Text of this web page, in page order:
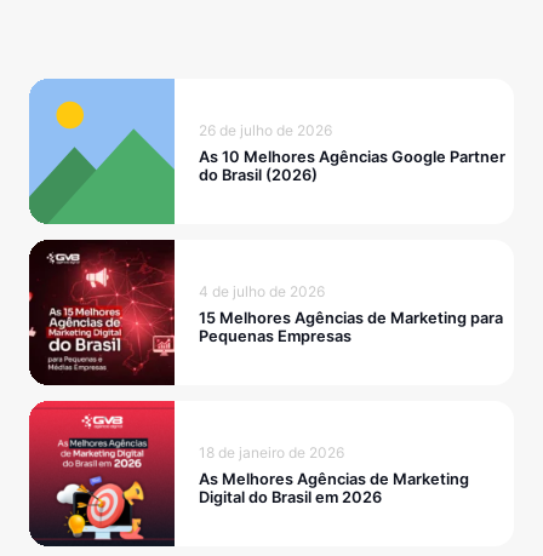
26 de julho de 2026
As 10 Melhores Agências Google Partner
do Brasil (2026)
4 de julho de 2026
15 Melhores Agências de Marketing para
Pequenas Empresas
18 de janeiro de 2026
As Melhores Agências de Marketing
Digital do Brasil em 2026